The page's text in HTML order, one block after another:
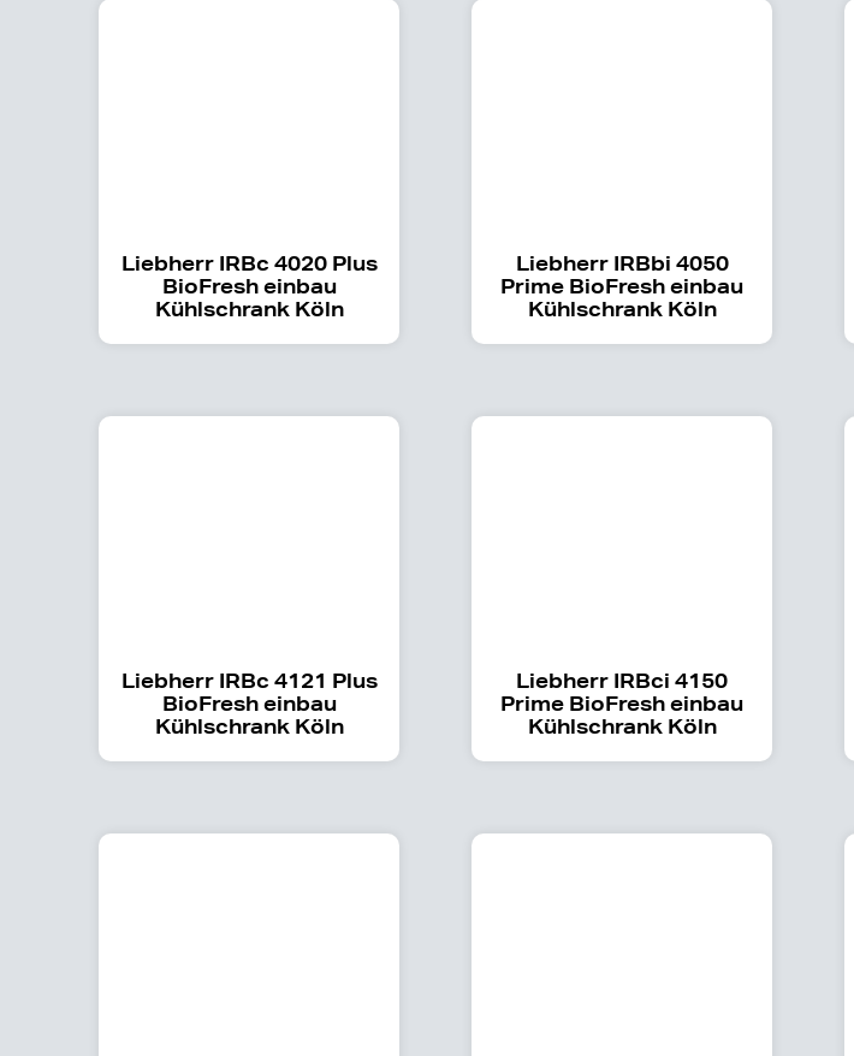
Liebherr IRBc 4020 Plus
BioFresh einbau
Kühlschrank Köln
Liebherr IRBbi 4050
Prime BioFresh einbau
Kühlschrank Köln
Liebherr IRBc 4121 Plus
BioFresh einbau
Kühlschrank Köln
Liebherr IRBci 4150
Prime BioFresh einbau
Kühlschrank Köln